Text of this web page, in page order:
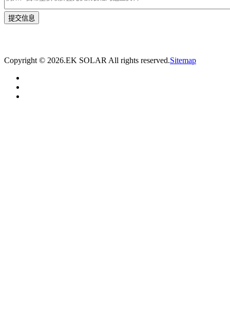
Copyright © 2026.EK SOLAR All rights reserved.Sitemap